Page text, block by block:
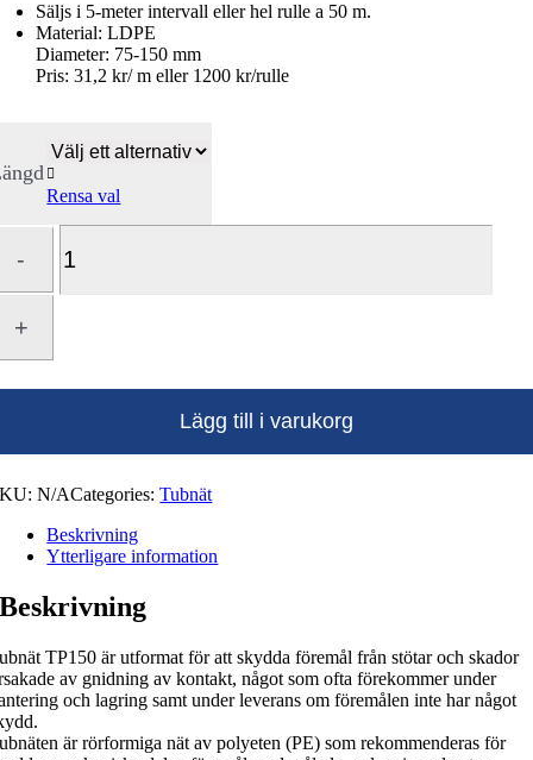
Säljs i 5-meter intervall eller hel rulle a 50 m.
Material: LDPE
Diameter: 75-150 mm
Pris: 31,2 kr/ m eller 1200 kr/rulle

Rensa val
TP150
Orange
Lägg till i varukorg
N/ACategories:Tubnät
Beskrivning
Ytterligare information
Beskrivning
TP150 är utformat för att skydda föremål från stötar och skador
av gnidning av kontakt, något som ofta förekommer under
och lagring samt under leverans om föremålen inte har något
är rörformiga nät av polyeten (PE) som rekommenderas för